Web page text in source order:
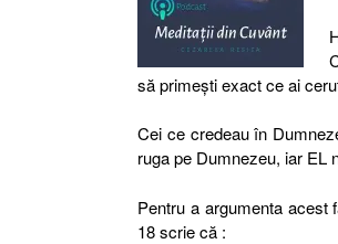
să primești exact ce ai
Cei ce credeau în
ruga pe Dumnezeu, iar EL
Pentru a argumenta
18 scrie că :